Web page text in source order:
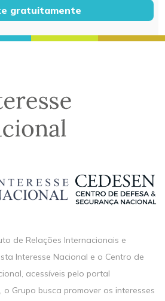
gratuitamente
de Relações Internacionais e
Interesse Nacional e o Centro de
acessíveis pelo portal
o Grupo busca promover os interesses